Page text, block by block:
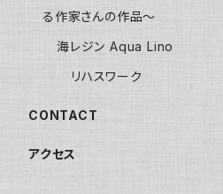
る作家さんの作品～
海レジン Aqua Lino
リハスワーク
CONTACT
アクセス